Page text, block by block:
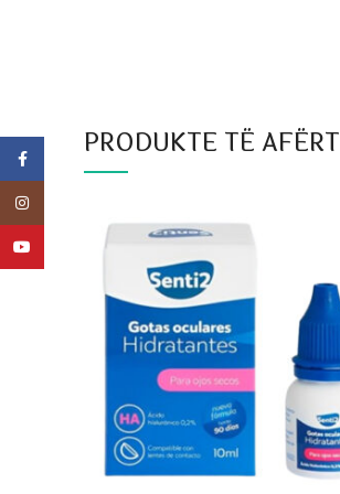
PRODUKTE TË AFËRT
Facebook
YouTube